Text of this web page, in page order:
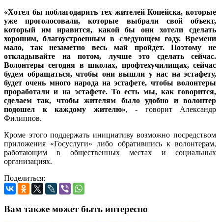
«Хотел бы поблагодарить тех жителей Копейска, которые
уже проголосовали, которые выбрали свой объект,
который им нравится, какой бы они хотели сделать
хорошим, благоустроенным в следующем году. Времени
мало, так незаметно весь май пройдет. Поэтому не
откладывайте на потом, лучше это сделать сейчас.
Волонтеры сегодня в школах, профтехучилищах, сейчас
будем обращаться, чтобы они вышли у нас на эстафету,
будет очень много народа на эстафете, чтобы волонтеры
проработали и на эстафете. То есть мы, как говорится,
сделаем так, чтобы жителям было удобно и волонтер
подошел к каждому жителю», - говорит Александр
Филиппов.
Кроме этого поддержать инициативу возможно посредством
приложения «Госуслуги» либо обратившись к волонтерам,
работающим в общественных местах и социальных
организациях.
Поделиться:
Вам также может быть интересно